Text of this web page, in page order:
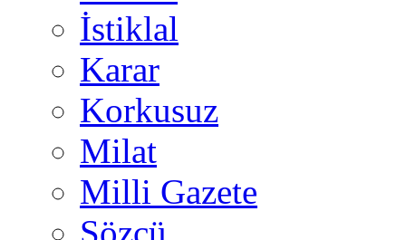
İstiklal
Karar
Korkusuz
Milat
Milli Gazete